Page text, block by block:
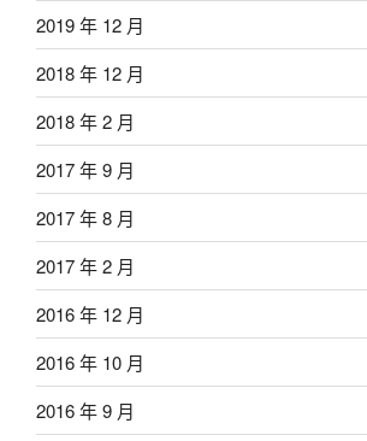
2019 年 12 月
2018 年 12 月
2018 年 2 月
2017 年 9 月
2017 年 8 月
2017 年 2 月
2016 年 12 月
2016 年 10 月
2016 年 9 月